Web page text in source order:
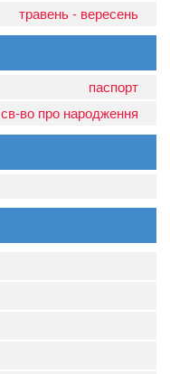
травень - вересень
паспорт
св-во про народження